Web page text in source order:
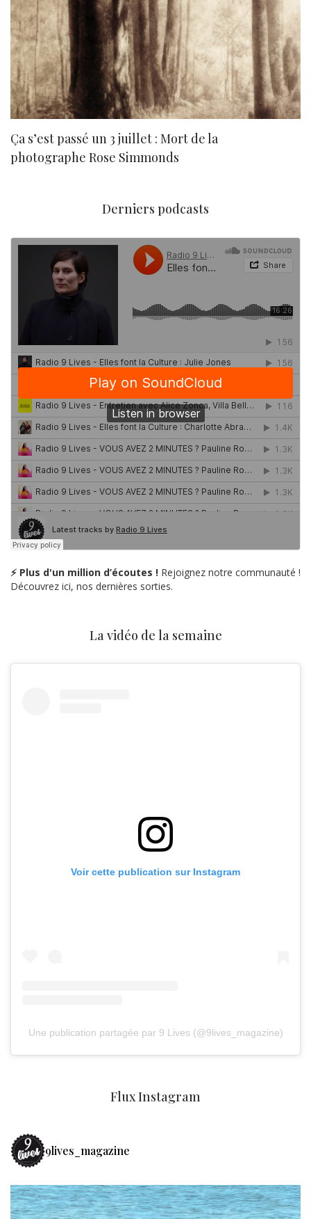
Ça s’est passé un 3 juillet : Mort de la
photographe Rose Simmonds
Derniers podcasts
⚡ Plus d'un million d’écoutes ! Rejoignez notre communauté !
Découvrez ici, nos dernières sorties.
La vidéo de la semaine
Voir cette publication sur Instagram
Une publication partagée par 9 Lives (@9lives_magazine)
Flux Instagram
9lives_magazine